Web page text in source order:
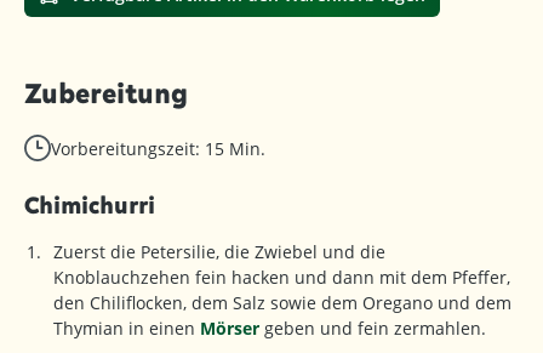
Zubereitung
Vorbereitungszeit: 15 Min.
Chimichurri
Zuerst die Petersilie, die Zwiebel und die
Knoblauchzehen fein hacken und dann mit dem Pfeffer,
den Chiliflocken, dem Salz sowie dem Oregano und dem
Thymian in einen Mörser geben und fein zermahlen.